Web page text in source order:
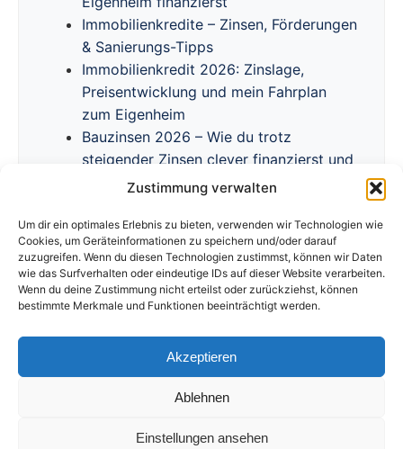
Zustimmung verwalten
Um dir ein optimales Erlebnis zu bieten, verwenden wir Technologien wie
Cookies, um Geräteinformationen zu speichern und/oder darauf
zuzugreifen. Wenn du diesen Technologien zustimmst, können wir Daten
wie das Surfverhalten oder eindeutige IDs auf dieser Website verarbeiten.
Wenn du deine Zustimmung nicht erteilst oder zurückziehst, können
bestimmte Merkmale und Funktionen beeinträchtigt werden.
Akzeptieren
Ablehnen
Einstellungen ansehen
Immobilienkredite – Zinsen, Förderungen
& Sanierungs-Tipps
Immobilienkredit 2026: Zinslage,
Preisentwicklung und mein Fahrplan
zum Eigenheim
Bauzinsen 2026 – Wie du trotz
steigender Zinsen clever finanzierst und
Förderprogramme nutzt
Cookie Richtlinie
© 2026 Immobilien-Kredite.com. Alle Rechte vorbehalten.